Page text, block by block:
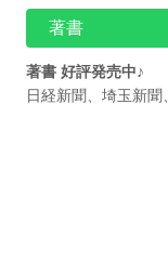
著書
著書 好評発売中♪
日経新聞、埼玉新聞